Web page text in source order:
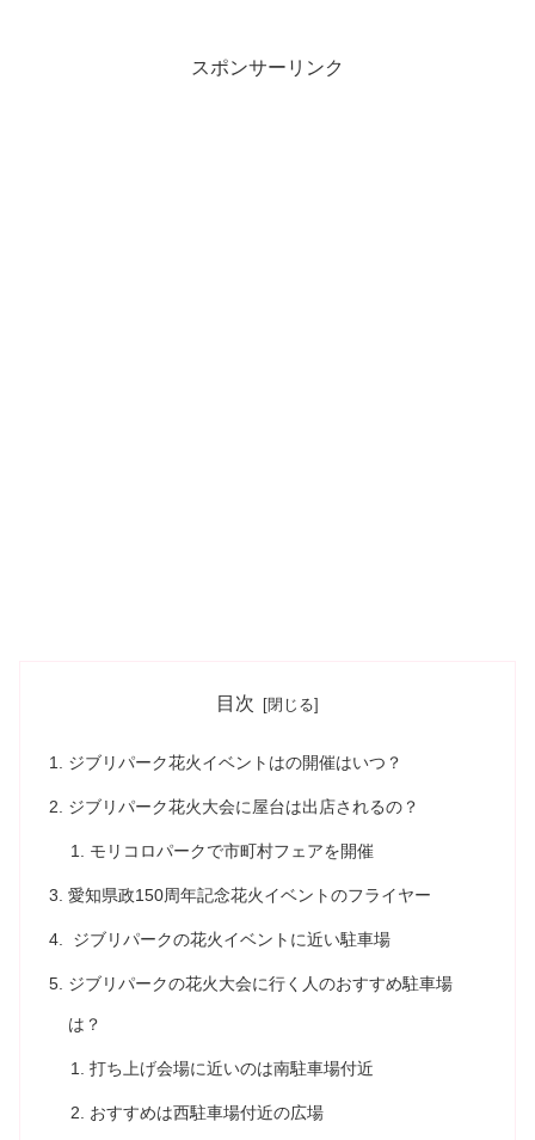
スポンサーリンク
目次
ジブリパーク花火イベントはの開催はいつ？
ジブリパーク花火大会に屋台は出店されるの？
モリコロパークで市町村フェアを開催
愛知県政150周年記念花火イベントのフライヤー
ジブリパークの花火イベントに近い駐車場
ジブリパークの花火大会に行く人のおすすめ駐車場
は？
打ち上げ会場に近いのは南駐車場付近
おすすめは西駐車場付近の広場